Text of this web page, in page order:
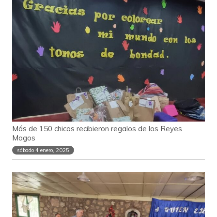
Más de 150 chicos recibieron regalos de los Reyes
Magos
sábado 4 enero, 2025